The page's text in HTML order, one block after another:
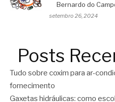
Bernardo do
setembro 26, 2024
Posts
Tudo sobre coxim para ar-
fornecimento
Gaxetas hidráulicas: como